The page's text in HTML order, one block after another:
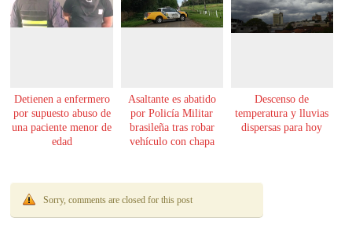
Detienen a enfermero
por supuesto abuso de
una paciente menor de
edad
Asaltante es abatido
por Policía Militar
brasileña tras robar
vehículo con chapa
Descenso de
temperatura y lluvias
dispersas para hoy
Sorry, comments are closed for this post